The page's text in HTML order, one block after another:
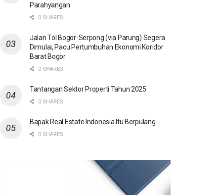
Parahyangan
0 SHARES
Jalan Tol Bogor-Serpong (via Parung) Segera
Dimulai, Pacu Pertumbuhan Ekonomi Koridor
Barat Bogor
0 SHARES
Tantangan Sektor Properti Tahun 2025
0 SHARES
Bapak Real Estate Indonesia Itu Berpulang
0 SHARES